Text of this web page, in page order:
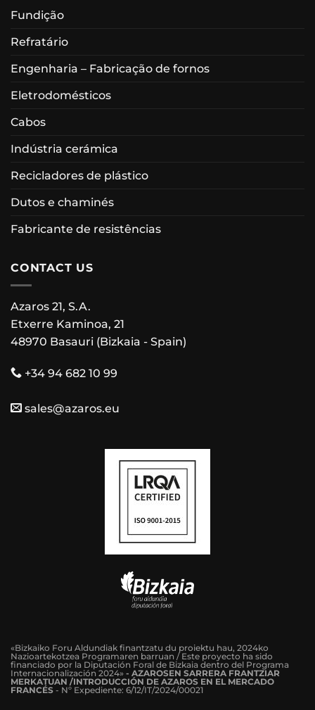
Fundição
Refratário
Engenharia – Fabricação de fornos
Eletrodomésticos
Cabos
Indústria cerámica
Recicladores de plástico
Dutos e chaminés
Fabricante de resistências
CONTACT US
Azaros 21, S.A.
Etxerre Kaminoa, 21
48970 Basauri (Bizkaia - Spain)
+34 94 682 10 99
sales@azaros.eu
«Bizkaiko Foru Aldundiak finantzatu du proiektu hau, 2024ko
Nazioartekotzea Programaren barruan / Este proyecto ha sido
financiado por la Diputación Foral de Bizkaia dentro del Programa
Internacionalización 2024» - AZAROSEN SARRERA FRANTZIAR
MERKATUAN /INTRODUCCIÓN DE AZAROS EN EL MERCADO
FRANCÉS - Nº Expediente: 6/12/IT/2024/00021